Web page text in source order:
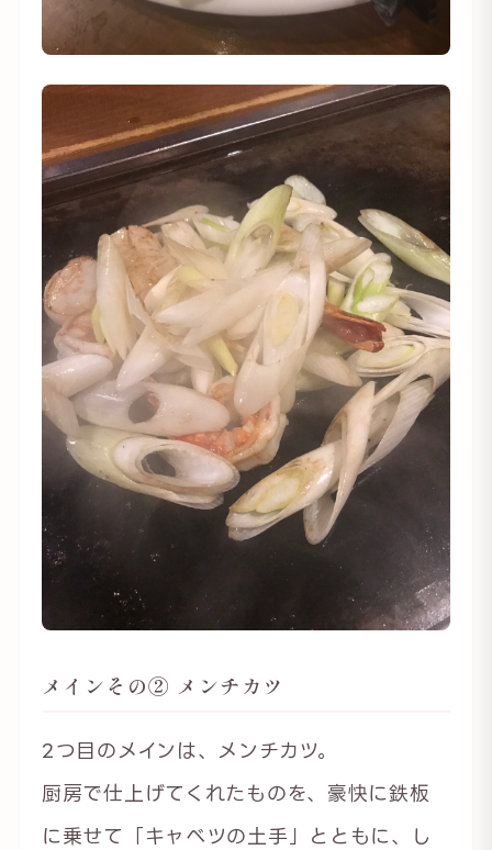
メインその② メンチカツ
2つ目のメインは、メンチカツ。
厨房で仕上げてくれたものを、豪快に鉄板
に乗せて「キャベツの土手」とともに、し